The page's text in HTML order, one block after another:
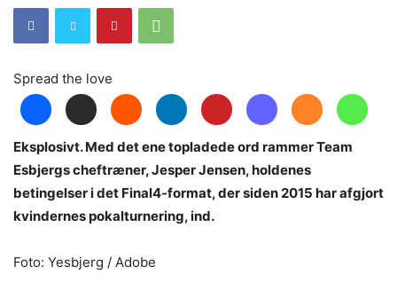
Spread the love
Eksplosivt. Med det ene topladede ord rammer Team
Esbjergs cheftræner, Jesper Jensen, holdenes
betingelser i det Final4-format, der siden 2015 har afgjort
kvindernes pokalturnering, ind.
Foto: Yesbjerg / Adobe